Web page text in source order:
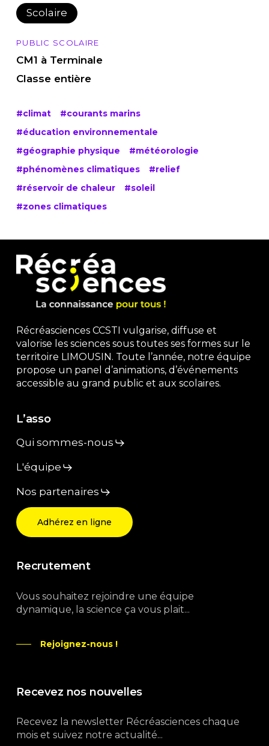
Scolaire
PUBLIC SCOLAIRE
CM1 à Terminale
Classe entière
#climat
#courants marins
#éducation environnementale
#géographie physique
#météorologie
#phénomènes climatiques
#relief
#réservoir de chaleur
#soleil
#zones climatiques
Récréasciences CCSTI vulgarise, diffuse et
valorise les sciences sous toutes ses formes sur le
territoire LIMOUSIN. Toute l’année, notre équipe
propose un panel d’animations, d’événements
accessible au grand public et aux scolaires.
L’asso
Qui sommes-nous
L'équipe
Nos partenaires
Adhérez en ligne
Recrutement
Vous souhaitez rejoindre une équipe
dynamique, la science ça vous plait...
Rejoignez-nous !
Recevez nos nouvelles
Recevez la newsletter Récréasciences chaque
mois et suivez notre actualité...